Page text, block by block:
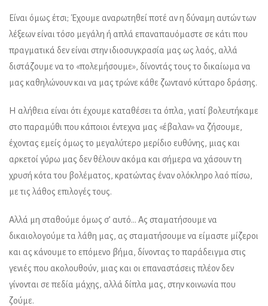
Είναι όμως έτσι; Έχουμε αναρωτηθεί ποτέ αν η δύναμη αυτών των
λέξεων είναι τόσο μεγάλη ή απλά επαναπαυόμαστε σε κάτι που
πραγματικά δεν είναι στην ιδιοσυγκρασία μας ως λαός, αλλά
διστάζουμε να το «πολεμήσουμε», δίνοντάς τους το δικαίωμα να
μας καθηλώνουν και να μας τρώνε κάθε ζωντανό κύτταρο δράσης.
Η αλήθεια είναι ότι έχουμε καταθέσει τα όπλα, γιατί βολευτήκαμε
στο παραμύθι που κάποιοι έντεχνα μας «έβαλαν» να ζήσουμε,
έχοντας εμείς όμως το μεγαλύτερο μερίδιο ευθύνης, μιας και
αρκετοί γύρω μας δεν θέλουν ακόμα και σήμερα να χάσουν τη
χρυσή κότα του βολέματος, κρατώντας έναν ολόκληρο λαό πίσω,
με τις λάθος επιλογές τους.
Αλλά μη σταθούμε όμως σ’ αυτό… Ας σταματήσουμε να
δικαιολογούμε τα λάθη μας, ας σταματήσουμε να είμαστε μίζεροι
και ας κάνουμε το επόμενο βήμα, δίνοντας το παράδειγμα στις
γενιές που ακολουθούν, μιας και οι επαναστάσεις πλέον δεν
γίνονται σε πεδία μάχης, αλλά δίπλα μας, στην κοινωνία που
ζούμε.